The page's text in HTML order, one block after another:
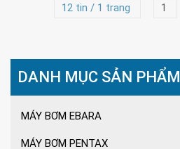
12 tin / 1 trang 1
DANH MỤC SẢN PHẨM
MÁY BƠM EBARA
MÁY BƠM PENTAX